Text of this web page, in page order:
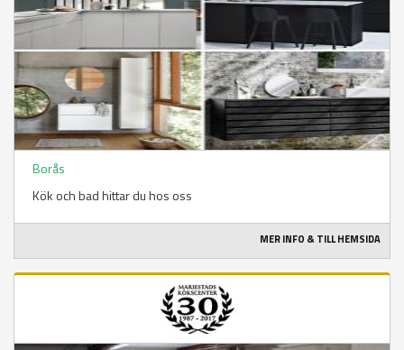
Borås
Kök och bad hittar du hos oss
MER INFO & TILL HEMSIDA